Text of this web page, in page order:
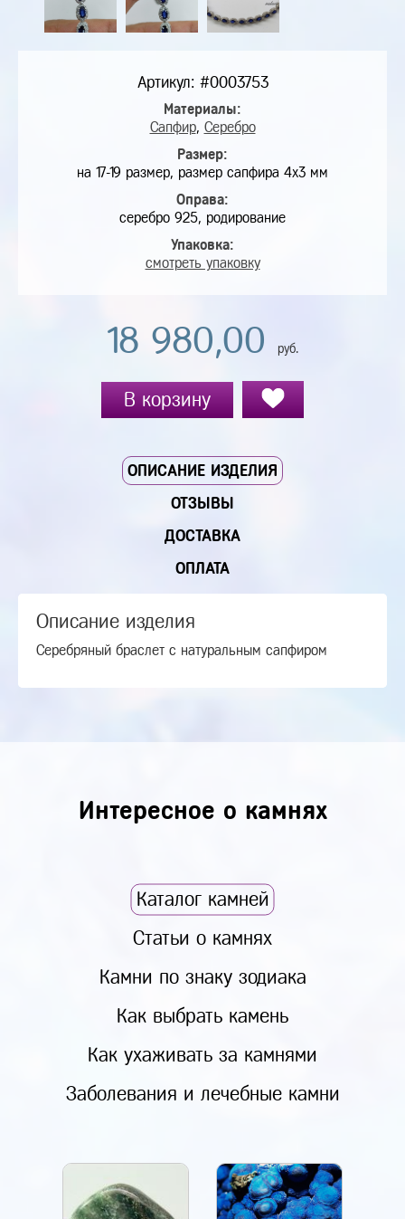
Артикул: #0003753
Материалы:
Сапфир, Серебро
Размер:
на 17-19 размер, размер сапфира 4х3 мм
Оправа:
серебро 925, родирование
Упаковка:
смотреть упаковку
18 980,00 руб.
В корзину
ОПИСАНИЕ ИЗДЕЛИЯ
ОТЗЫВЫ
ДОСТАВКА
ОПЛАТА
Описание изделия
Серебряный браслет с натуральным сапфиром
Интересное о камнях
Каталог камней
Статьи о камнях
Камни по знаку зодиака
Как выбрать камень
Как ухаживать за камнями
Заболевания и лечебные камни